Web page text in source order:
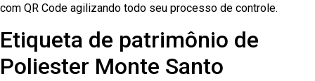
com QR Code agilizando todo seu processo de controle.
Etiqueta de patrimônio de
Poliester Monte Santo